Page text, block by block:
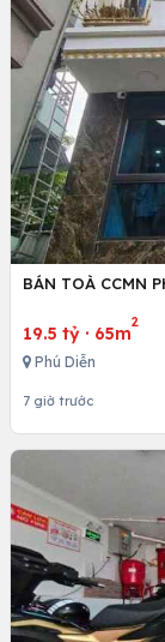
BÁN TOÀ CCMN
19.5 tỷ · 65m
2
Phú Diễn
7 giờ trước